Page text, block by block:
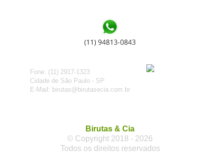
Fone: (11) 2917-1323
Cidade de São Paulo - SP
E-Mail: birutas@birutasecia.com.br
Birutas & Cia
© Copyright 2018 - 2026
Todos os direitos reservados